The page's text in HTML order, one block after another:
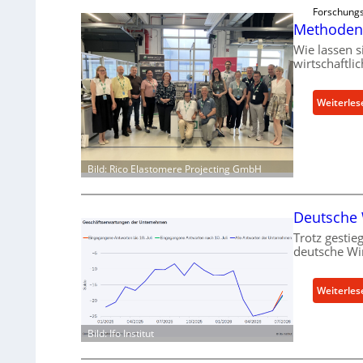
Bild: Rico Elastomere Projecting GmbH
Wie lassen
Bild: Ifo Institut
Trotz
deutsche